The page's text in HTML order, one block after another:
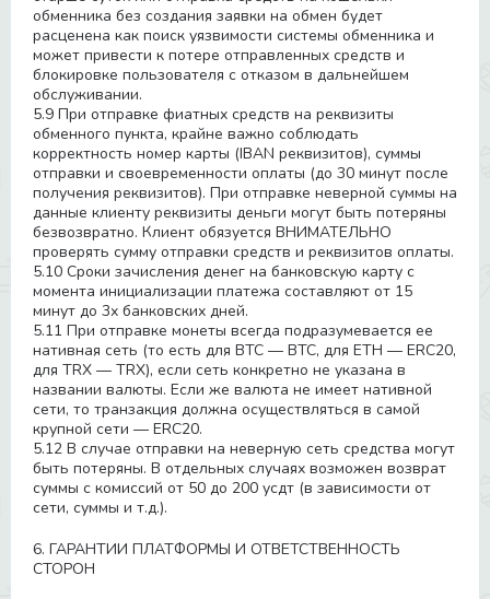
обменника без создания заявки на обмен будет
расценена как поиск уязвимости системы обменника и
может привести к потере отправленных средств и
блокировке пользователя с отказом в дальнейшем
обслуживании.
5.9 При отправке фиатных средств на реквизиты
обменного пункта, крайне важно соблюдать
корректность номер карты (IBAN реквизитов), суммы
отправки и своевременности оплаты (до 30 минут после
получения реквизитов). При отправке неверной суммы на
данные клиенту реквизиты деньги могут быть потеряны
безвозвратно. Клиент обязуется ВНИМАТЕЛЬНО
проверять сумму отправки средств и реквизитов оплаты.
5.10 Сроки зачисления денег на банковскую карту с
момента инициализации платежа составляют от 15
минут до 3х банковских дней.
5.11 При отправке монеты всегда подразумевается ее
нативная сеть (то есть для BTC — BTC, для ETH — ERC20,
для TRX — TRX), если сеть конкретно не указана в
названии валюты. Если же валюта не имеет нативной
сети, то транзакция должна осуществляться в самой
крупной сети — ERC20.
5.12 В случае отправки на неверную сеть средства могут
быть потеряны. В отдельных случаях возможен возврат
суммы с комиссий от 50 до 200 усдт (в зависимости от
сети, суммы и т.д.).
6. ГАРАНТИИ ПЛАТФОРМЫ И ОТВЕТСТВЕННОСТЬ
СТОРОН